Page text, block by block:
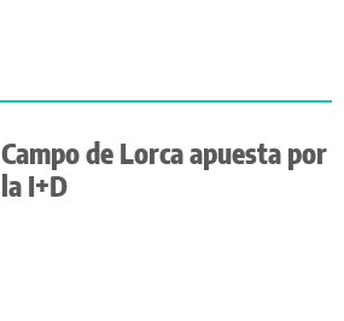
Campo de Lorca apuesta por
la I+D